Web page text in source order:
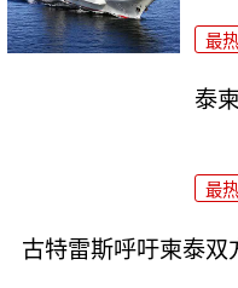
最热
泰
最热
古特雷斯呼吁柬泰双